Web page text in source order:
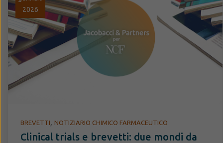
2026
BREVETTI, NOTIZIARIO CHIMICO FARMACEUTICO
Clinical trials e brevetti: due mondi da